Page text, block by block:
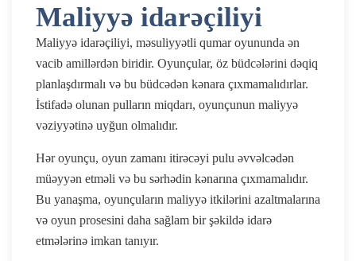
Maliyyə idarəçiliyi
Maliyyə idarəçiliyi, məsuliyyətli qumar oyununda ən
vacib amillərdən biridir. Oyunçular, öz büdcələrini dəqiq
planlaşdırmalı və bu büdcədən kənara çıxmamalıdırlar.
İstifadə olunan pulların miqdarı, oyunçunun maliyyə
vəziyyətinə uyğun olmalıdır.
Hər oyunçu, oyun zamanı itirəcəyi pulu əvvəlcədən
müəyyən etməli və bu sərhədin kənarına çıxmamalıdır.
Bu yanaşma, oyunçuların maliyyə itkilərini azaltmalarına
və oyun prosesini daha sağlam bir şəkildə idarə
etmələrinə imkan tanıyır.